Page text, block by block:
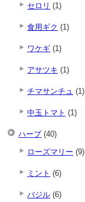
セロリ (1)
食用ギク (1)
ワケギ (1)
アサツキ (1)
チマサンチュ (1)
中玉トマト (1)
ハーブ (40)
ローズマリー (9)
ミント (6)
バジル (6)